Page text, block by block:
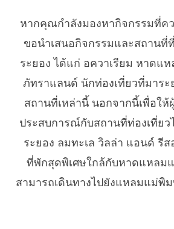
หากคุณกำลังมองหากิจกรรมที่คว
ขอนำเสนอกิจกรรมและสถานที่
ระยอง ได้แก่ อควาเรียม หาดแ
ภัทราแลนด์ นักท่องเที่ยวที่มาระ
สถานที่เหล่านี้ นอกจากนี้เพื่อให้
ประสบการณ์กับสถานที่ท่องเที่ยว
ระยอง ลมทะเล วิลล่า แอนด์ รีส
ที่พักสุดพิเศษใกล้กับหาดแหลม
สามารถเดินทางไปยังแหลมแม่พิ